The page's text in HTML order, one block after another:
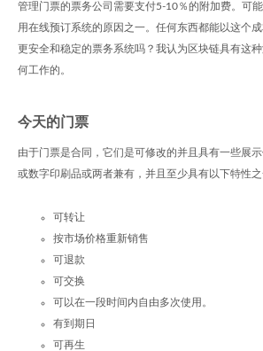
管理门票的票务公司需要支付5-10％的附加费。可
用在线预订系统的原因之一。任何东西都能以这个
更安全和稳定的票务系统吗？我认为区块链具有这
何工作的。
今天的门票
由于门票是合同，它们是可修改的并且具有一些展
或数字印刷品或两者兼有，并且至少具有以下特性之
可转让
按市场价格重新销售
可退款
可交换
可以在一段时间内自由多次使用。
有到期日
可再生